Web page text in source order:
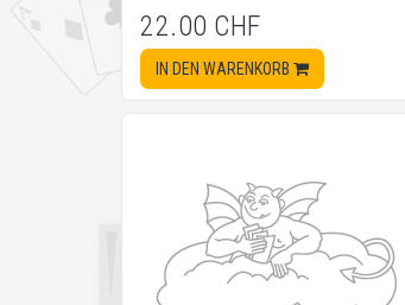
22.00 CHF
IN DEN WARENKORB